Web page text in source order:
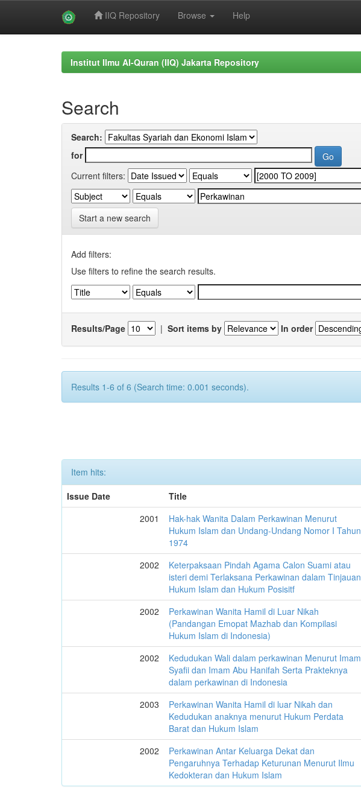
IIQ Repository Browse Help
Institut Ilmu Al-Quran (IIQ) Jakarta Repository
Search
Search:
for
Current filters:
Start a new search
Add filters:
Use filters to refine the search results.
Results/Page | Sort items by In order
Results 1-6 of 6 (Search time: 0.001 seconds).
Item hits:
Issue Date
Title
2001
Hak-hak Wanita Dalam Perkawinan Menurut
Hukum Islam dan Undang-Undang Nomor I Tahun
1974
2002
Keterpaksaan Pindah Agama Calon Suami atau
isteri demi Terlaksana Perkawinan dalam Tinjauan
Hukum Islam dan Hukum Posisitf
2002
Perkawinan Wanita Hamil di Luar Nikah
(Pandangan Emopat Mazhab dan Kompilasi
Hukum Islam di Indonesia)
2002
Kedudukan Wali dalam perkawinan Menurut Imam
Syafii dan Imam Abu Hanifah Serta Prakteknya
dalam perkawinan di Indonesia
2003
Perkawinan Wanita Hamil di luar Nikah dan
Kedudukan anaknya menurut Hukum Perdata
Barat dan Hukum Islam
2002
Perkawinan Antar Keluarga Dekat dan
Pengaruhnya Terhadap Keturunan Menurut Ilmu
Kedokteran dan Hukum Islam